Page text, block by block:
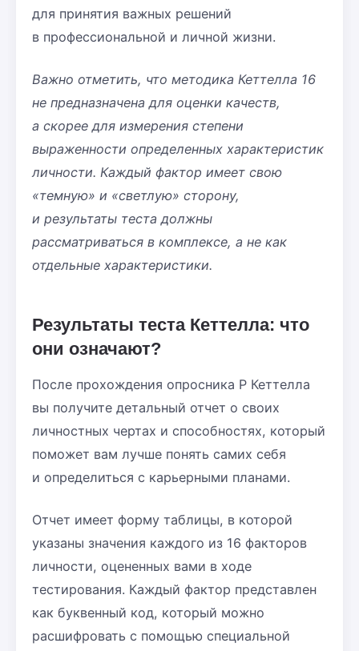
для принятия важных решений
в профессиональной и личной жизни.
Важно отметить, что методика Кеттелла 16
не предназначена для оценки качеств,
а скорее для измерения степени
выраженности определенных характеристик
личности. Каждый фактор имеет свою
«темную» и «светлую» сторону,
и результаты теста должны
рассматриваться в комплексе, а не как
отдельные характеристики.
Результаты теста Кеттелла: что
они означают?
После прохождения опросника Р Кеттелла
вы получите детальный отчет о своих
личностных чертах и способностях, который
поможет вам лучше понять самих себя
и определиться с карьерными планами.
Отчет имеет форму таблицы, в которой
указаны значения каждого из 16 факторов
личности, оцененных вами в ходе
тестирования. Каждый фактор представлен
как буквенный код, который можно
расшифровать с помощью специальной